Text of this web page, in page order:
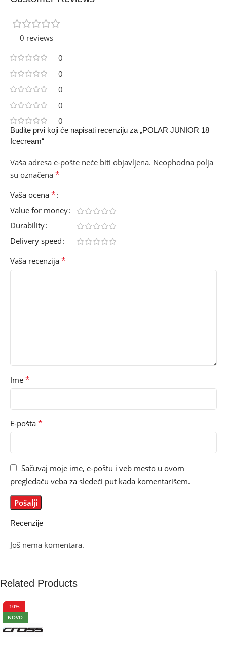
0 reviews
0
0
0
0
0
Recenzije
Još nema komentara.
Budite prvi koji će napisati recenziju za „POLAR JUNIOR 18
Icecream“
Vaša adresa e-pošte neće biti objavljena. Neophodna polja
su označena *
Vaša ocena *
Value for money
Durability
Delivery speed
Vaša recenzija *
Ime *
E-pošta *
Sačuvaj moje ime, e-poštu i veb mesto u ovom
pregledaču veba za sledeći put kada komentarišem.
Related Products
-10%
NOVO